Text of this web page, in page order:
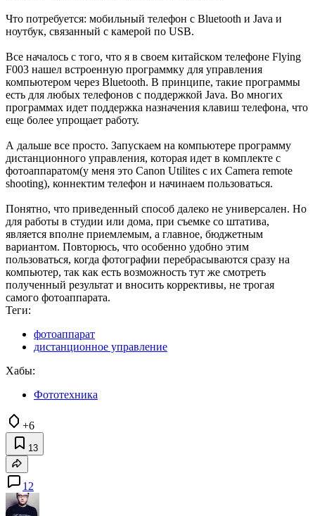
Что потребуется: мобильный телефон с Bluetooth и Java и
ноутбук, связанный с камерой по USB.
Все началось с того, что я в своем китайском телефоне Flying
F003 нашел встроенную программку для управления
компьютером через Bluetooth. В принципе, такие программы
есть для любых телефонов с поддержкой Java. Во многих
программах идет поддержка назначения клавиш телефона, что
еще более упрощает работу.
А дальше все просто. Запускаем на компьютере программу
дистанционного управления, которая идет в комплекте с
фотоаппаратом(у меня это Canon Utilites с их Camera remote
shooting), коннектим телефон и начинаем пользоваться.
Понятно, что приведенный способ далеко не универсален. Но
для работы в студии или дома, при съемке со штатива,
является вполне приемлемым, а главное, бюджетным
вариантом. Повторюсь, что особенно удобно этим
пользоваться, когда фотографии перебрасываются сразу на
компьютер, так как есть возможность тут же смотреть
полученный результат и вносить коррективы, не трогая
самого фотоаппарата.
Теги:
фотоаппарат
дистанционное управление
Хабы:
Фототехника
+6
13
12